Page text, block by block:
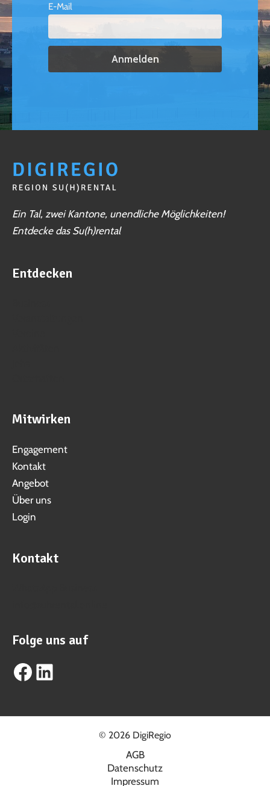
E-Mail
Ein Tal, zwei Kantone, unendliche Möglichkeiten!
Entdecke das Su(h)rental
Entdecken
Mitwirken
Engagement
Kontakt
Angebot
Über uns
Login
Kontakt
Folge uns auf
Facebook
LinkedIn
© 2026 DigiRegio
AGB
Datenschutz
Impressum